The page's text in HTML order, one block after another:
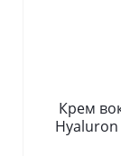
Крем
Hyaluron